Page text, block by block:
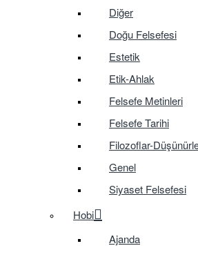
Diğer
Doğu Felsefesi
Estetik
Etik-Ahlak
Felsefe Metinleri
Felsefe Tarihi
Filozoflar-
Genel
Siyaset Felsefesi
Hobi
Ajanda